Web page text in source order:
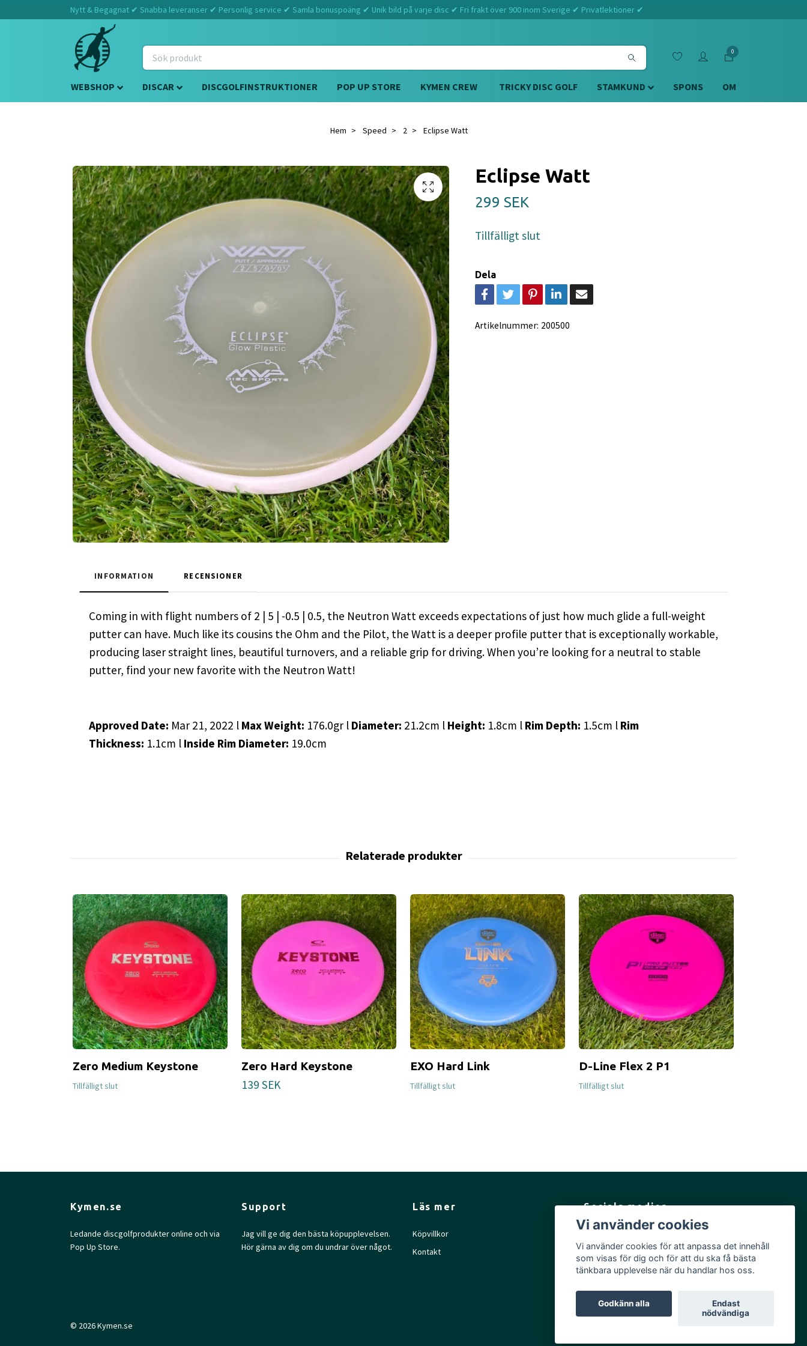
Nytt & Begagnat ✔ Snabba leveranser ✔ Personlig service ✔ Samla bonuspoäng ✔ Unik bild på varje disc ✔ Fri frakt över 900 inom Sverige ✔ Privatlektioner ✔
0
WEBSHOP DISCAR DISCGOLFINSTRUKTIONER POP UP STORE KYMEN CREW TRICKY DISC GOLF STAMKUND SPONS OM
Hem Speed 2 Eclipse Watt
Eclipse Watt
299 SEK
Tillfälligt slut
Dela
Artikelnummer: 200500
INFORMATION RECENSIONER
Coming in with flight numbers of 2 | 5 | -0.5 | 0.5, the Neutron Watt exceeds expectations of just how much glide a full-weight
putter can have. Much like its cousins the Ohm and the Pilot, the Watt is a deeper profile putter that is exceptionally workable,
producing laser straight lines, beautiful turnovers, and a reliable grip for driving. When you’re looking for a neutral to stable
putter, find your new favorite with the Neutron Watt!
Approved Date: Mar 21, 2022 l Max Weight: 176.0gr l Diameter: 21.2cm l Height: 1.8cm l Rim Depth: 1.5cm l Rim
Thickness: 1.1cm l Inside Rim Diameter: 19.0cm
Zero Medium Keystone
Tillfälligt slut
Zero Hard Keystone
139 SEK
EXO Hard Link
Tillfälligt slut
D-Line Flex 2 P1
Tillfälligt slut
Kymen.se
Ledande discgolfprodukter online och via
Pop Up Store.
Support
Jag vill ge dig den bästa köpupplevelsen.
Hör gärna av dig om du undrar över något.
Läs mer
Köpvillkor
Kontakt
Sociala medier
Facebook
Instagram
YouTube
© 2026 Kymen.se
Vi använder cookies
Vi använder cookies för att anpassa det innehåll
som visas för dig och för att du ska få bästa
tänkbara upplevelse när du handlar hos oss.
Godkänn alla
Endast
nödvändiga